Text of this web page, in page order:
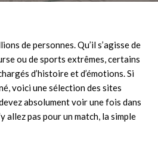
de personnes. Qu’il s’agisse de
ou de sports extrêmes, certains
d’histoire et d’émotions. Si
voici une sélection des sites
absolument voir une fois dans
allez pas pour un match, la simple